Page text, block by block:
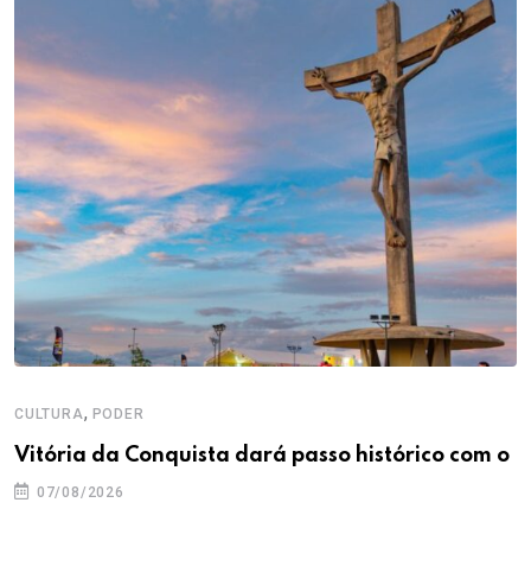
CULTURA, PODER
Vitória da Conquista dará passo histórico com o
07/08/2026